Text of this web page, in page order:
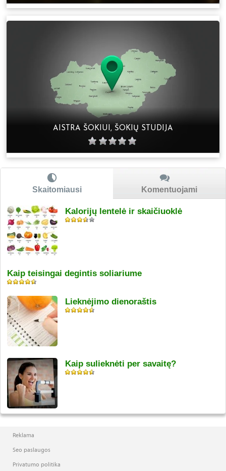
AISTRA ŠOKIUI, ŠOKIŲ STUDIJA
Skaitomiausi Komentuojami
Kalorijų lentelė ir skaičiuoklė
Kaip teisingai degintis soliariume
Lieknėjimo dienoraštis
Kaip sulieknėti per savaitę?
Reklama
Seo paslaugos
Privatumo politika